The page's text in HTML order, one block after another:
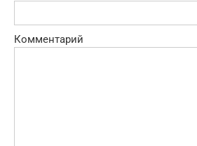
Комментарий